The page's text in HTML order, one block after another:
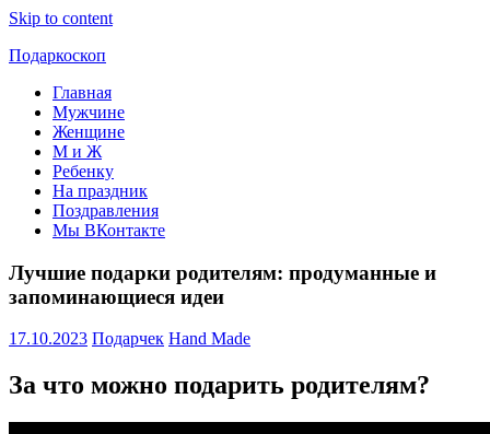
Skip to content
Подаркоскоп
Поможем
выбрать
подарить
Главная
Мужчине
Женщине
М и Ж
Ребенку
На праздник
Поздравления
Мы ВКонтакте
Лучшие подарки родителям: продуманные и
запоминающиеся идеи
17.10.2023 Подарчек Hand Made
За что можно подарить родителям?